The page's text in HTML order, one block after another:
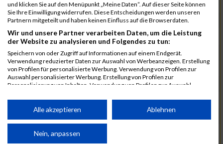
1582 Funken
00:25:42
12220
Cosma
00:25:43
9678
Exner
00:25:43
11817
Schmaul-Klaibee
6812
Koch
00:25:47
9610
Linß
00:25:47
706
Wehmeier
00:25:48
Küpper
Inhoff
und klicken Sie auf den Menüpunkt „Meine Daten“. Auf dieser Seite können
Sie Ihre Einwilligung widerrufen. Diese Entscheidungen werden unseren
Partnern mitgeteilt und haben keinen Einfluss auf die Browserdaten.
Wir und unsere Partner verarbeiten Daten, um die Leistung
der Website zu analysieren und Folgendes zu tun:
Speichern von oder Zugriff auf Informationen auf einem Endgerät.
Verwendung reduzierter Daten zur Auswahl von Werbeanzeigen. Erstellung
von Profilen für personalisierte Werbung. Verwendung von Profilen zur
Auswahl personalisierter Werbung. Erstellung von Profilen zur
Personalisierung von Inhalten. Verwendung von Profilen zur Auswahl
Performance von Inhalten. Analyse von Zielgruppen durch Statistiken oder
Kombinationen von Daten aus verschiedenen Quellen. Entwicklung und
von Inhalten.
Daten können außerhalb der Europäischen Union weitergegeben und in die
Alle akzeptieren Ablehnen
Nein, anpassen